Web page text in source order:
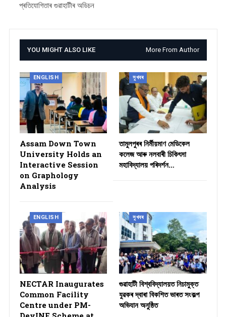
প্ৰতিযোগিতাৰ গুৱাহাটীৰ অডিচন
YOU MIGHT ALSO LIKE More From Author
ENGLISH
Assam Down Town
University Holds an
Interactive Session
on Graphology
Analysis
সুখবৰ
তামুলপুৰৰ নিৰ্মীয়মাণ মেডিকেল
কলেজ আৰু নলবাৰী চিকিৎসা
মহাবিদ্যালয় পৰিদৰ্শন…
ENGLISH
NECTAR Inaugurates
Common Facility
Centre under PM-
সুখবৰ
গুৱাহাটী বিশ্ববিদ্যালয়ত নিচামুক্ত
যুৱকৰ দ্বাৰা বিকশিত ভাৰত সংকল্প
অভিযান অনুষ্ঠিত